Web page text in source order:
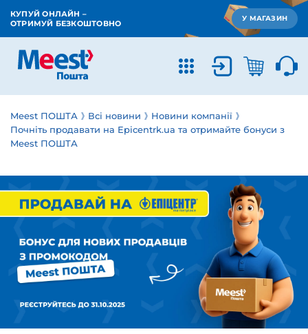
КУПУЙ ОНЛАЙН –
ОТРИМУЙ БЕЗКОШТОВНО
У МАГАЗИН
Meest ПОШТА Всі новини
Новини компанії
Почніть продавати на Epicentrk.ua та отримайте бонуси з
Meest ПОШТА